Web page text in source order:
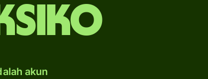
akun